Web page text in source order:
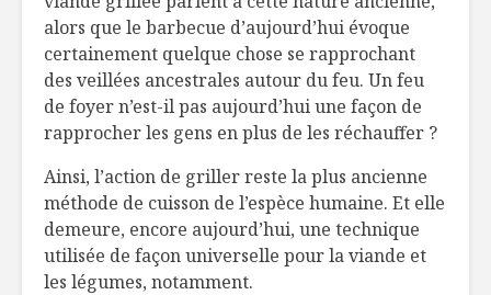
alors que le barbecue d’aujourd’hui évoque
certainement quelque chose se rapprochant
des veillées ancestrales autour du feu. Un feu
de foyer n’est-il pas aujourd’hui une façon de
rapprocher les gens en plus de les réchauffer ?
Ainsi, l’action de griller reste la plus ancienne
méthode de cuisson de l’espèce humaine. Et elle
demeure, encore aujourd’hui, une technique
utilisée de façon universelle pour la viande et
les légumes, notamment.